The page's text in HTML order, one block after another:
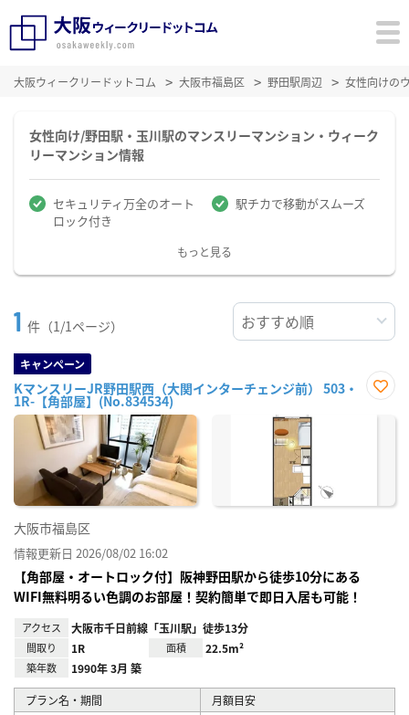
大阪ウィークリードットコム 大阪市福島区 野田駅周辺 女性向けの
女性向け/野田駅・玉川駅のマンスリーマンション・ウィーク
リーマンション情報
セキュリティ万全のオート
ロック付き
駅チカで移動がスムーズ
もっと見る
1 件（1/1ページ）
キャンペーン
KマンスリーJR野田駅西（大関インターチェンジ前） 503・
1R-【角部屋】(No.834534)
に入
大阪市福島区
情報更新日 2026/08/02 16:02
【角部屋・オートロック付】阪神野田駅から徒歩10分にある
WIFI無料明るい色調のお部屋！契約簡単で即日入居も可能！
アクセス 大阪市千日前線「玉川駅」徒歩13分
間取り 1R 面積 22.5m²
築年数 1990年 3月 築
プラン名・期間 月額目安